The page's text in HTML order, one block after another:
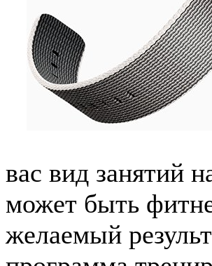
вас вид занятий
может быть
желаемый